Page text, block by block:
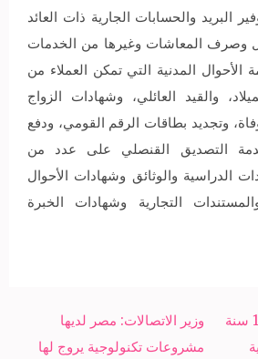
البريد والحسابات الجارية ذات العائد
وصرف المعاشات وغيرها من الخدمات
المدنية التي تمكن العملاء من
والقيد العائلي، وشهادات الزواج
وتجديد بطاقات الرقم القومي، ودفع
التصديق القنصلي على عدد من
الدراسية والوثائق وشهادات الأحوال
التجارية وشهادات الخبرة
وزير الاتصالات: مصر لديها
مشروعات تكنولوجية يروج لها
القبض على هارب من 192 سنة